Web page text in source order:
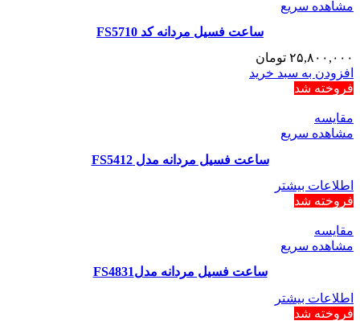
مشاهده سریع
ساعت فسیل مردانه کد FS5710
۲۵,۸۰۰,۰۰۰ تومان
افزودن به سبد خرید
فروخته شد
مقایسه
مشاهده سریع
ساعت فسیل مردانه مدل FS5412
اطلاعات بیشتر
فروخته شد
مقایسه
مشاهده سریع
ساعت فسیل مردانه مدلFS4831
اطلاعات بیشتر
فروخته شد